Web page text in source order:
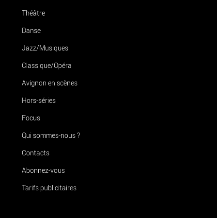
Théâtre
Danse
Jazz/Musiques
Classique/Opéra
Avignon en scènes
Hors-séries
Focus
Qui sommes-nous ?
Contacts
Abonnez-vous
Tarifs publicitaires